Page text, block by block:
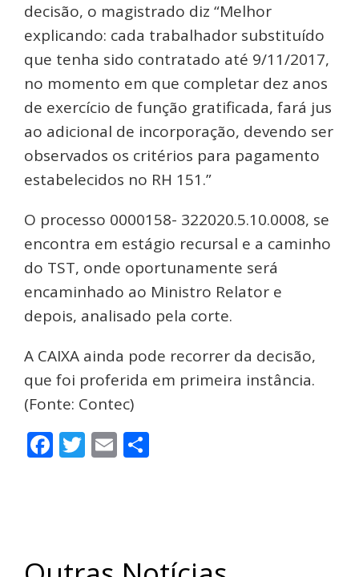
decisão, o magistrado diz “Melhor
explicando: cada trabalhador substituído
que tenha sido contratado até 9/11/2017,
no momento em que completar dez anos
de exercício de função gratificada, fará jus
ao adicional de incorporação, devendo ser
observados os critérios para pagamento
estabelecidos no RH 151.”
O processo 0000158- 322020.5.10.0008, se
encontra em estágio recursal e a caminho
do TST, onde oportunamente será
encaminhado ao Ministro Relator e
depois, analisado pela corte.
A CAIXA ainda pode recorrer da decisão,
que foi proferida em primeira instância.
(Fonte: Contec)
Facebook
Twitter
Email